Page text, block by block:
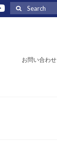
Search
for:
お問い合わせ